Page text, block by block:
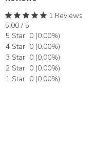
1 Reviews
5.00 / 5
5 Star 0 (0.00%)
4 Star 0 (0.00%)
3 Star 0 (0.00%)
2 Star 0 (0.00%)
1 Star 0 (0.00%)